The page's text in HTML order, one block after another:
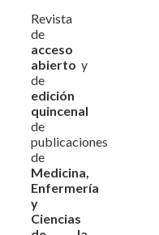
Revista
de
acceso
abierto y
de
edición
quincenal
de
publicaciones
de
Medicina,
Enfermería
y
Ciencias